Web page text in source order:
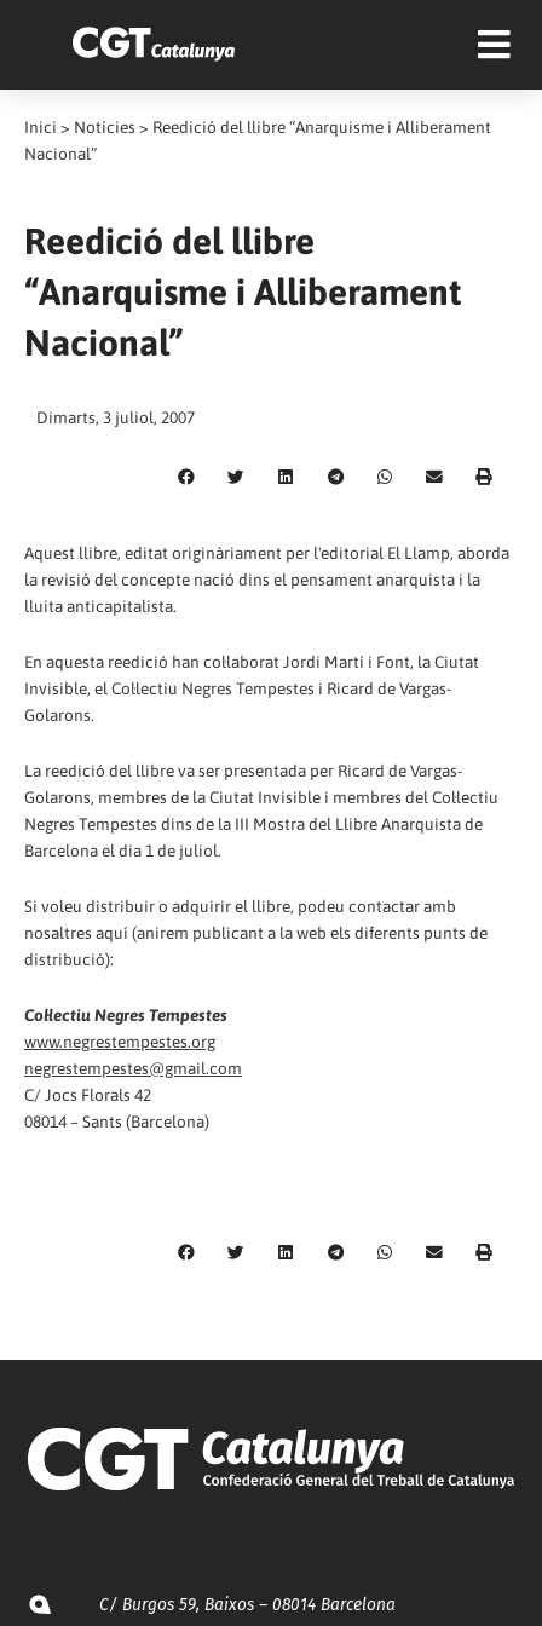
Inici > Notícies > Reedició del llibre “Anarquisme i Alliberament
Nacional”
Reedició del llibre
“Anarquisme i Alliberament
Nacional”
Dimarts, 3 juliol, 2007
Aquest llibre, editat originàriament per l'editorial El Llamp, aborda
la revisió del concepte nació dins el pensament anarquista i la
lluita anticapitalista.
En aquesta reedició han col·laborat Jordi Martí i Font, la Ciutat
Invisible, el Col·lectiu Negres Tempestes i Ricard de Vargas-
Golarons.
La reedició del llibre va ser presentada per Ricard de Vargas-
Golarons, membres de la Ciutat Invisible i membres del Col·lectiu
Negres Tempestes dins de la III Mostra del Llibre Anarquista de
Barcelona el dia 1 de juliol.
Si voleu distribuir o adquirir el llibre, podeu contactar amb
nosaltres aquí (anirem publicant a la web els diferents punts de
distribució):
Col·lectiu Negres Tempestes
www.negrestempestes.org
negrestempestes@gmail.com
C/ Jocs Florals 42
08014 – Sants (Barcelona)
C/ Burgos 59, Baixos – 08014 Barcelona